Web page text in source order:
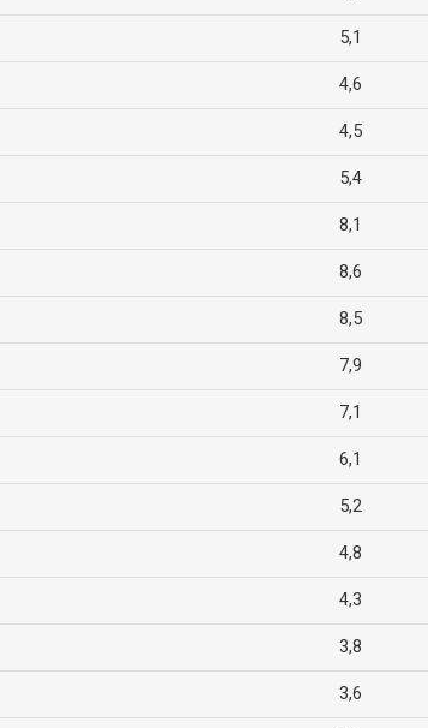
5,1
4,6
4,5
5,4
8,1
8,6
8,5
7,9
7,1
6,1
5,2
4,8
4,3
3,8
3,6